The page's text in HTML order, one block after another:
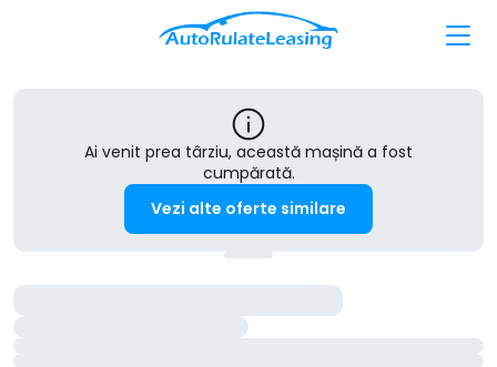
Ai venit prea târziu, această mașină a fost
cumpărată.
Vezi alte oferte similare